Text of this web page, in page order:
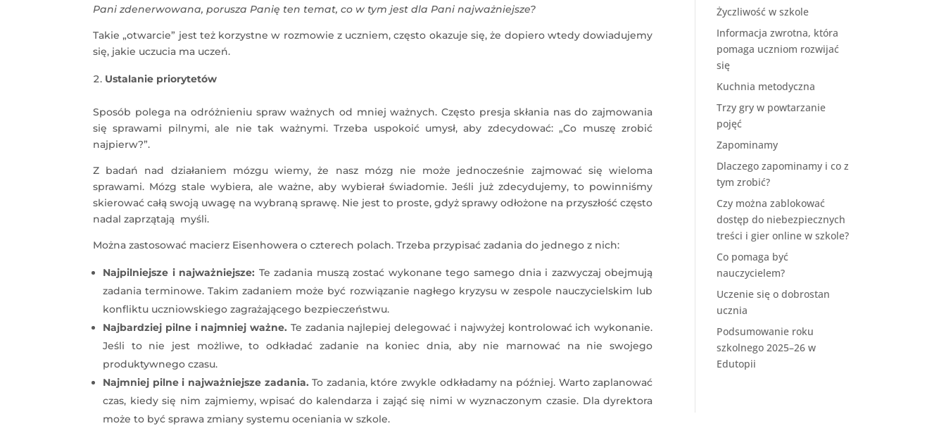
Pani zdenerwowana, porusza Panię ten temat, co w tym jest dla Pani najważniejsze?
Takie „otwarcie” jest też korzystne w rozmowie z uczniem, często okazuje się, że dopiero wtedy dowiadujemy
się, jakie uczucia ma uczeń.
Ustalanie priorytetów
Sposób polega na odróżnieniu spraw ważnych od mniej ważnych. Często presja skłania nas do zajmowania
się sprawami pilnymi, ale nie tak ważnymi. Trzeba uspokoić umysł, aby zdecydować: „Co muszę zrobić
najpierw?”.
Z badań nad działaniem mózgu wiemy, że nasz mózg nie może jednocześnie zajmować się wieloma
sprawami. Mózg stale wybiera, ale ważne, aby wybierał świadomie. Jeśli już zdecydujemy, to powinniśmy
skierować całą swoją uwagę na wybraną sprawę. Nie jest to proste, gdyż sprawy odłożone na przyszłość często
nadal zaprzątają myśli.
Można zastosować macierz Eisenhowera o czterech polach. Trzeba przypisać zadania do jednego z nich:
Najpilniejsze i najważniejsze: Te zadania muszą zostać wykonane tego samego dnia i zazwyczaj obejmują
zadania terminowe. Takim zadaniem może być rozwiązanie nagłego kryzysu w zespole nauczycielskim lub
konfliktu uczniowskiego zagrażającego bezpieczeństwu.
Najbardziej pilne i najmniej ważne. Te zadania najlepiej delegować i najwyżej kontrolować ich wykonanie.
Jeśli to nie jest możliwe, to odkładać zadanie na koniec dnia, aby nie marnować na nie swojego
produktywnego czasu.
Najmniej pilne i najważniejsze zadania.To zadania, które zwykle odkładamy na później. Warto zaplanować
czas, kiedy się nim zajmiemy, wpisać do kalendarza i zająć się nimi w wyznaczonym czasie. Dla dyrektora
może to być sprawa zmiany systemu oceniania w szkole.
Życzliwość w szkole
Informacja zwrotna, która
pomaga uczniom rozwijać
się
Kuchnia metodyczna
Trzy gry w powtarzanie
pojęć
Zapominamy
Dlaczego zapominamy i co z
tym zrobić?
Czy można zablokować
dostęp do niebezpiecznych
treści i gier online w szkole?
Co pomaga być
nauczycielem?
Uczenie się o dobrostan
ucznia
Podsumowanie roku
szkolnego 2025–26 w
Edutopii